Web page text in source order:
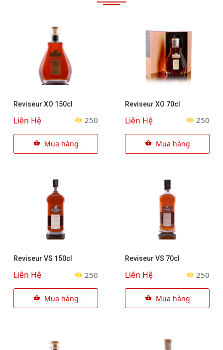
Reviseur XO 150cl
Liên Hệ 250
Mua hàng
Reviseur XO 70cl
Liên Hệ 250
Mua hàng
Reviseur VS 150cl
Liên Hệ 250
Mua hàng
Reviseur VS 70cl
Liên Hệ 250
Mua hàng